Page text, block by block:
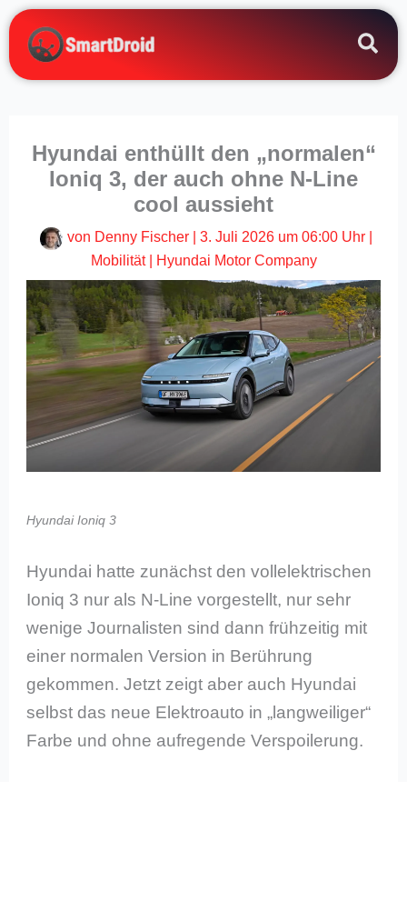
Zum
Inhalt
springen
Hyundai enthüllt den „normalen“
Ioniq 3, der auch ohne N-Line
cool aussieht
von Denny Fischer 3. Juli 2026 um 06:00 Uhr|
Mobilität| Hyundai Motor Company
Hyundai Ioniq 3
Hyundai hatte zunächst den vollelektrischen
Ioniq 3 nur als N-Line vorgestellt, nur sehr
wenige Journalisten sind dann frühzeitig mit
einer normalen Version in Berührung
gekommen. Jetzt zeigt aber auch Hyundai
selbst das neue Elektroauto in „langweiliger“
Farbe und ohne aufregende Verspoilerung.